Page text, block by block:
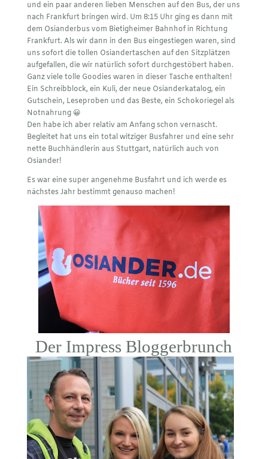
und ein paar anderen lieben Menschen auf den Bus, der uns
nach Frankfurt bringen wird. Um 8:15 Uhr ging es dann mit
dem Osianderbus vom Bietigheimer Bahnhof in Richtung
Frankfurt. Als wir dann in den Bus eingestiegen waren, sind
uns sofort die tollen Osiandertaschen auf den Sitzplätzen
aufgefallen, die wir natürlich sofort durchgestöbert haben.
Ganz viele tolle Goodies waren in dieser Tasche enthalten!
Ein Schreibblock, ein Kuli, der neue Osianderkatalog, ein
Gutschein, Leseproben und das Beste, ein Schokoriegel als
Notnahrung 😀
Den habe ich aber relativ am Anfang schon vernascht.
Begleitet hat uns ein total witziger Busfahrer und eine sehr
nette Buchhändlerin aus Stuttgart, natürlich auch von
Osiander!
Es war eine super angenehme Busfahrt und ich werde es
nächstes Jahr bestimmt genauso machen!
Der Impress Bloggerbrunch